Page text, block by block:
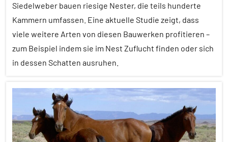
Inter-
Spezies
Sozialverhalten
Wirbeltiere
Siedelweber bauen riesige Nester, die teils hunderte
Kammern umfassen. Eine aktuelle Studie zeigt, dass
viele weitere Arten von diesen Bauwerken profitieren –
zum Beispiel indem sie im Nest Zuflucht finden oder sich
in dessen Schatten ausruhen.
Artikel
Alle
Themen